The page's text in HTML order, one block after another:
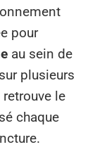
pour
au sein de
plusieurs
le
chaque